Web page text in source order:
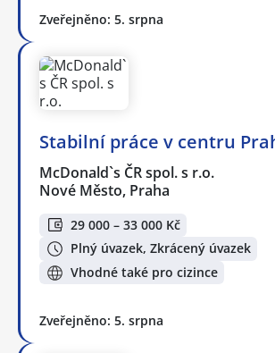
Zveřejněno: 5. srpna
Stabilní práce v centru
McDonald`s ČR spol. s r.o.
Nové Město, Praha
29 000 – 33 000 Kč
Plný úvazek, Zkrácený úvazek
Vhodné také pro cizince
Zveřejněno: 5. srpna